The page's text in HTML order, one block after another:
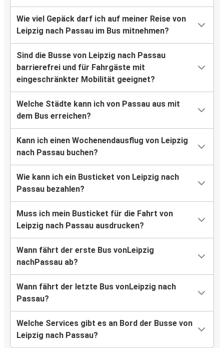
Wie viel Gepäck darf ich auf meiner Reise von
Leipzig nach Passau im Bus mitnehmen?
Sind die Busse von Leipzig nach Passau
barrierefrei und für Fahrgäste mit
eingeschränkter Mobilität geeignet?
Welche Städte kann ich von Passau aus mit
dem Bus erreichen?
Kann ich einen Wochenendausflug von Leipzig
nach Passau buchen?
Wie kann ich ein Busticket von Leipzig nach
Passau bezahlen?
Muss ich mein Busticket für die Fahrt von
Leipzig nach Passau ausdrucken?
Wann fährt der erste Bus vonLeipzig
nachPassau ab?
Wann fährt der letzte Bus vonLeipzig nach
Passau?
Welche Services gibt es an Bord der Busse von
Leipzig nach Passau?